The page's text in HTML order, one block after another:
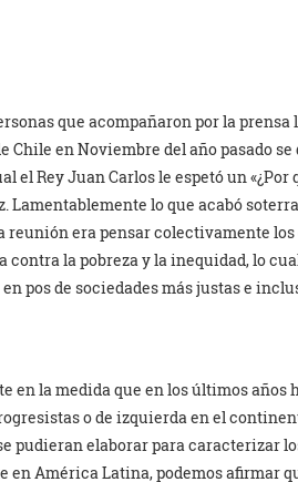
que acompañaron por la prensa
en Noviembre del año pasado se
el Rey Juan Carlos le espetó un «¿Por
Lamentablemente lo que acabó
reunión era pensar colectivamente
contra la pobreza y la inequidad, lo
pos de sociedades más justas e
en la medida que en los últimos años
o de izquierda en el
pudieran elaborar para caracterizar
América Latina, podemos afirmar